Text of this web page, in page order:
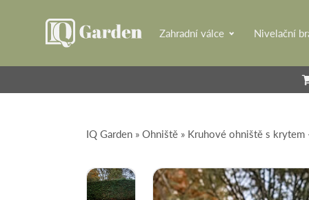
Zahradní válce Nivelační
IQ Garden»Ohniště» Kruhové ohniště s krytem